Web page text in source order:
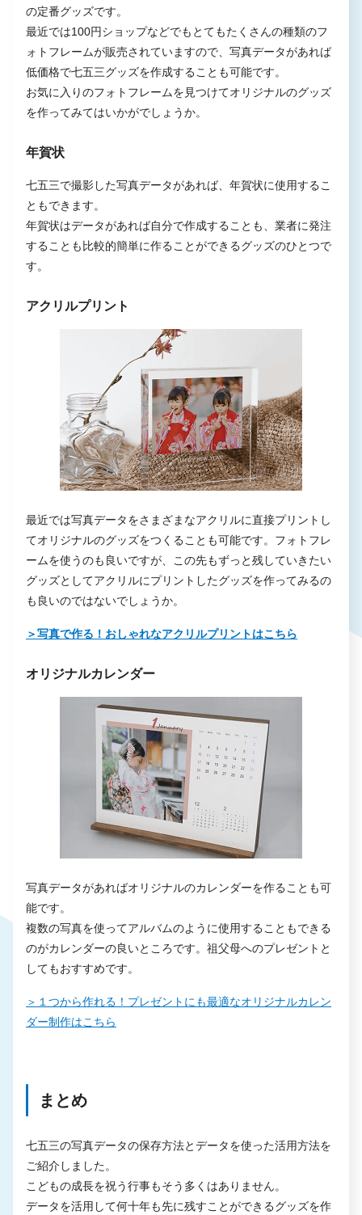
の定番グッズです。
最近では100円ショップなどでもとてもたくさんの種類のフ
ォトフレームが販売されていますので、写真データがあれば
低価格で七五三グッズを作成することも可能です。
お気に入りのフォトフレームを見つけてオリジナルのグッズ
を作ってみてはいかがでしょうか。
年賀状
七五三で撮影した写真データがあれば、年賀状に使用するこ
ともできます。
年賀状はデータがあれば自分で作成することも、業者に発注
することも比較的簡単に作ることができるグッズのひとつで
す。
アクリルプリント
最近では写真データをさまざまなアクリルに直接プリントし
てオリジナルのグッズをつくることも可能です。フォトフレ
ームを使うのも良いですが、この先もずっと残していきたい
グッズとしてアクリルにプリントしたグッズを作ってみるの
も良いのではないでしょうか。
＞写真で作る！おしゃれなアクリルプリントはこちら
オリジナルカレンダー
写真データがあればオリジナルのカレンダーを作ることも可
能です。
複数の写真を使ってアルバムのように使用することもできる
のがカレンダーの良いところです。祖父母へのプレゼントと
してもおすすめです。
＞１つから作れる！プレゼントにも最適なオリジナルカレン
ダー制作はこちら
まとめ
七五三の写真データの保存方法とデータを使った活用方法を
ご紹介しました。
こどもの成長を祝う行事もそう多くはありません。
データを活用して何十年も先に残すことができるグッズを作